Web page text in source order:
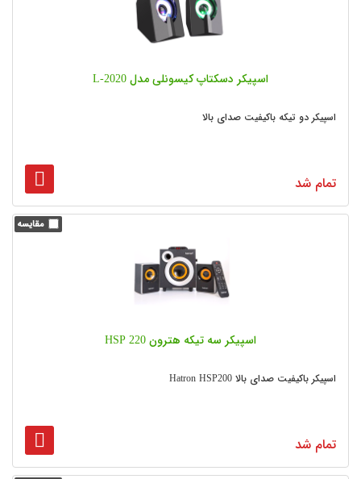
اسپیکر دسکتاپ کیسونلی مدل L-2020
اسپیکر دو تیکه باکیفیت صدای بالا
تمام شد
اسپیکر سه تیکه هترون HSP 220
اسپیکر باکیفیت صدای بالا Hatron HSP200
تمام شد